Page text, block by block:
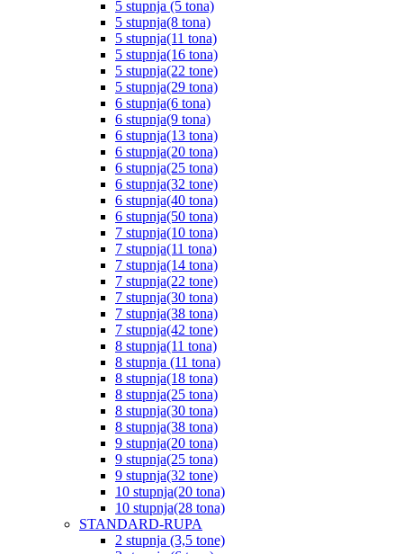
5 stupnja (5 tona)
5 stupnja(8 tona)
5 stupnja(11 tona)
5 stupnja(16 tona)
5 stupnja(22 tone)
5 stupnja(29 tona)
6 stupnja(6 tona)
6 stupnja(9 tona)
6 stupnja(13 tona)
6 stupnja(20 tona)
6 stupnja(25 tona)
6 stupnja(32 tone)
6 stupnja(40 tona)
6 stupnja(50 tona)
7 stupnja(10 tona)
7 stupnja(11 tona)
7 stupnja(14 tona)
7 stupnja(22 tone)
7 stupnja(30 tona)
7 stupnja(38 tona)
7 stupnja(42 tone)
8 stupnja(11 tona)
8 stupnja (11 tona)
8 stupnja(18 tona)
8 stupnja(25 tona)
8 stupnja(30 tona)
8 stupnja(38 tona)
9 stupnja(20 tona)
9 stupnja(25 tona)
9 stupnja(32 tone)
10 stupnja(20 tona)
10 stupnja(28 tona)
STANDARD-RUPA
2 stupnja (3,5 tone)